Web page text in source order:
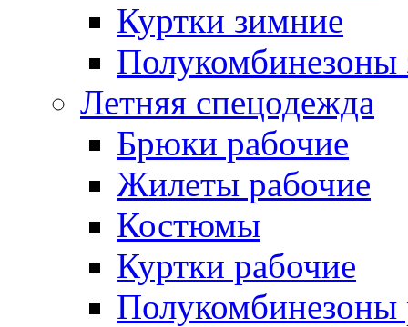
Куртки зимние
Полукомбинезоны
Летняя спецодежда
Брюки рабочие
Жилеты рабочие
Костюмы
Куртки рабочие
Полукомбинезоны